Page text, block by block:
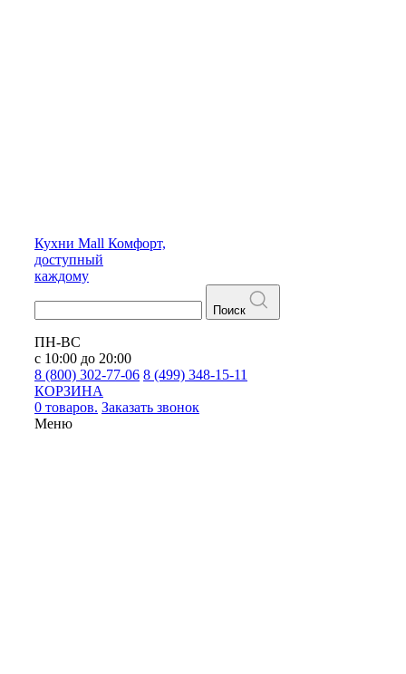
Кухни Mall Комфорт,
доступный
каждому
Поиск
ПН-ВС
с 10:00 до 20:00
8 (800) 302-77-06 8 (499) 348-15-11
КОРЗИНА
0 товаров. Заказать звонок
Меню